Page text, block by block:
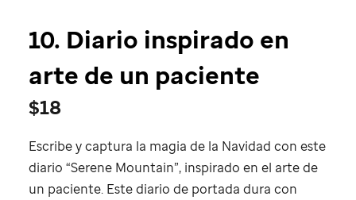
10. Diario inspirado en
arte de un paciente
$18
Escribe y captura la magia de la Navidad con este
diario “Serene Mountain”, inspirado en el arte de
un paciente. Este diario de portada dura con